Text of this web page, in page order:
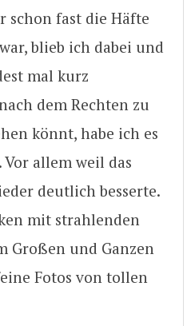
schon fast die Häfte
blieb ich dabei und
mal kurz
dem Rechten zu
könnt, habe ich es
allem weil das
deutlich besserte.
mit strahlenden
Großen und Ganzen
Fotos von tollen